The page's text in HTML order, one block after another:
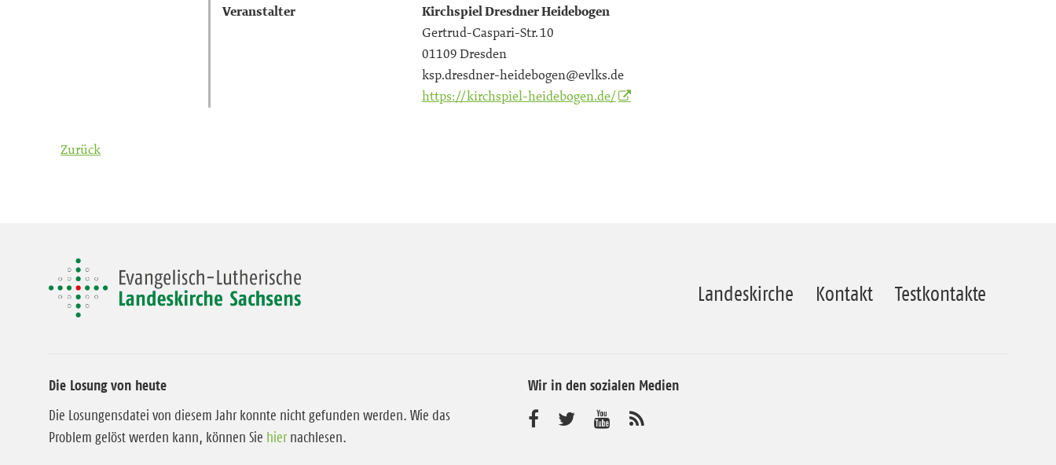
Veranstalter Kirchspiel Dresdner Heidebogen
Gertrud-Caspari-Str. 10
01109 Dresden
ksp.dresdner-heidebogen@evlks.de
https://kirchspiel-heidebogen.de/
Zurück
Landeskirche Kontakt Testkontakte
Die Losung von heute
Die Losungensdatei von diesem Jahr konnte nicht gefunden werden. Wie das
Problem gelöst werden kann, können Sie hier nachlesen.
Wir in den sozialen Medien
B
B
B
A